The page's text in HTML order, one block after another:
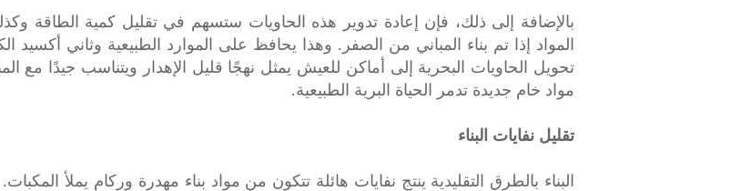
بالإضافة إلى ذلك، فإن إعادة تدوير هذه الحاويات ستسهم في تقليل كمية الطاقة
المواد إذا تم بناء المباني من الصفر. وهذا يحافظ على الموارد الطبيعية وثاني أكسيد
تحويل الحاويات البحرية إلى أماكن للعيش يمثل نهجًا قليل الإهدار ويتناسب جيدًا مع
مواد خام جديدة تدمر الحياة البرية الطبيعية.
تقليل نفايات البناء
البناء بالطرق التقليدية ينتج نفايات هائلة تتكون من مواد بناء مهدرة وركام يملأ